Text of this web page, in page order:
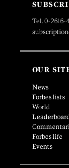
Tel. 0-2616-
OUR
News
Forbes lists
World
Forbes life
Events